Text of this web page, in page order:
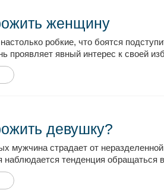
женщину
робкие, что боятся
проявляет явный интерес к своей
девушку?
мужчина страдает от
наблюдается тенденция обращаться